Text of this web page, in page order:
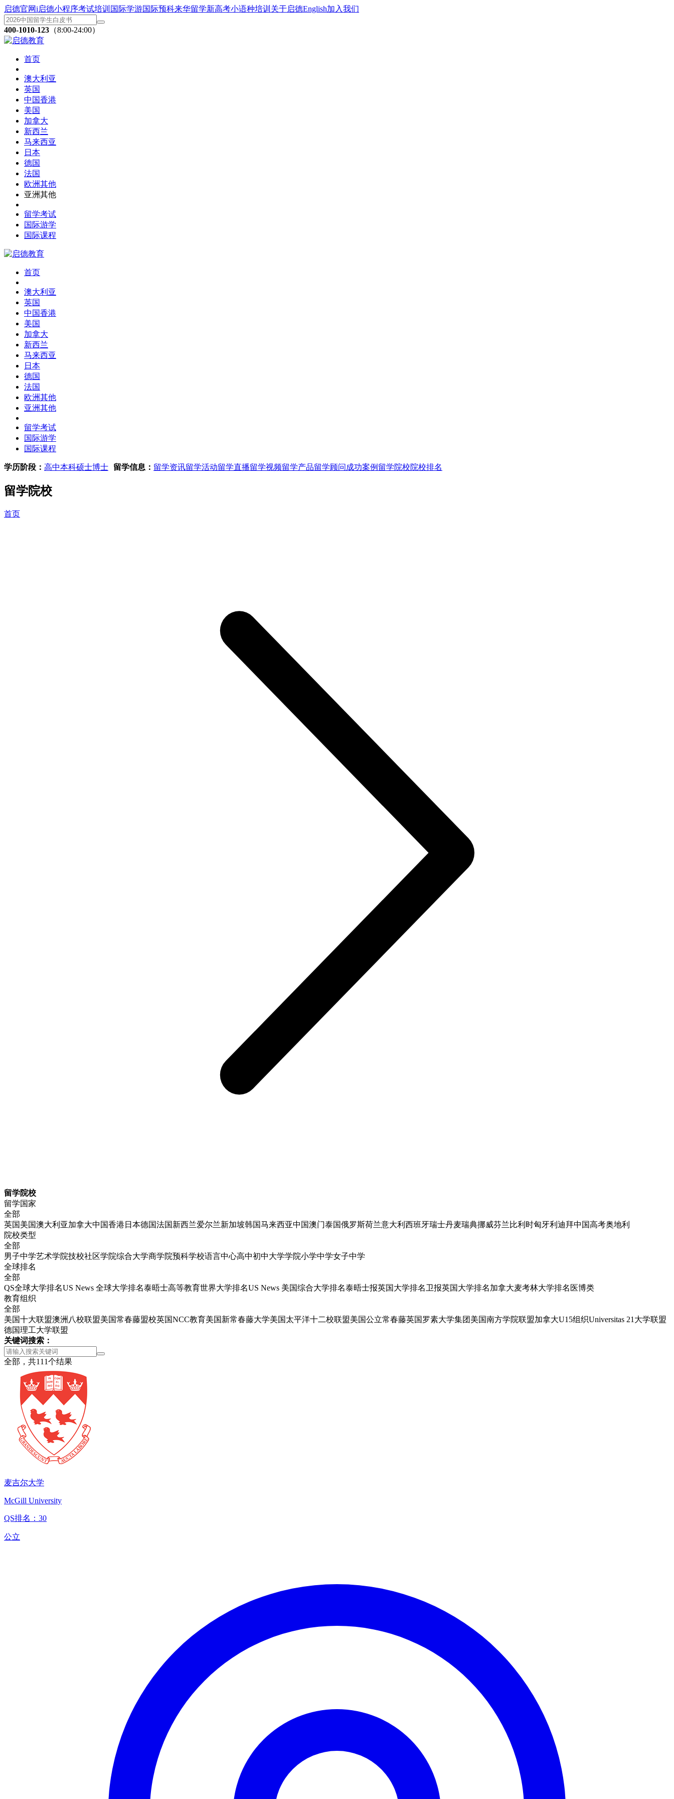
启德官网i启德小程序考试培训 国际学游国际预科来华留学新高考小语种培训 关于启德English加入我们
400-1010-123 （8:00-24:00）
首页
澳大利亚
英国
中国香港
美国
加拿大
新西兰
马来西亚
日本
德国
法国
欧洲其他
亚洲其他
留学考试
国际游学
国际课程
首页
澳大利亚
英国
中国香港
美国
加拿大
新西兰
马来西亚
日本
德国
法国
欧洲其他
亚洲其他
留学考试
国际游学
国际课程
学历阶段： 高中本科硕士博士 留学信息： 留学资讯留学活动留学直播留学视频留学产品留学顾问 成功案例 留学院校院校排名
留学院校
首页
留学院校
留学国家
全部
英国美国澳大利亚加拿大中国香港 日本德国法国新西兰爱尔兰新加坡韩国马来西亚中国澳门泰国俄罗斯荷兰意大利 西班牙瑞士丹麦瑞典挪威芬兰比利时匈牙利 迪拜中国高考奥地利
院校类型
全部
男子中学艺术学院技校社区学院综合大学商学院预科学校语言中心高中初中大学学院小学中学女子中学
全球排名
全部
QS全球大学排名US News 全球大学排名泰晤士高等教育世界大学排名US News 美国综合大学排名泰晤士报英国大学排名卫报英国大学排名加拿大麦考林大学排名医博类
教育组织
全部
美国十大联盟澳洲八校联盟美国常春藤盟校英国NCC教育美国新常春藤大学美国太平洋十二校联盟美国公立常春藤英国罗素大学集团 美国南方学院联盟加拿大U15组织Universitas 21大学联盟
德国理工大学联盟
关键词搜索：
全部，共111个结果
麦吉尔大学
McGill University
QS排名：30
公立